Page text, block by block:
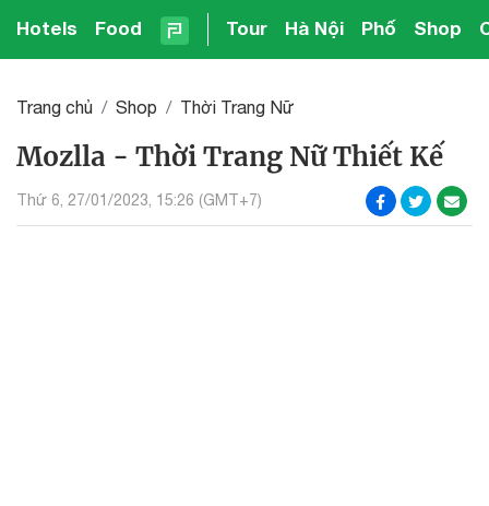
Hotels Food Tour Hà Nội Phố Shop
Trang chủ Shop Thời Trang Nữ
Mozlla - Thời Trang Nữ Thiết Kế
Thứ 6, 27/01/2023, 15:26 (GMT+7)